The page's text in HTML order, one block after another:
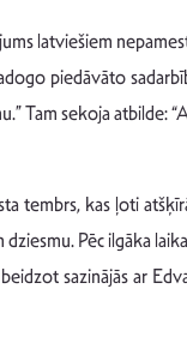
latviešiem
piedāvāto
Tam sekoja atbilde:
tembrs, kas ļoti
Pēc ilgāka
sazinājās ar